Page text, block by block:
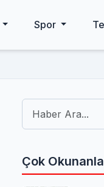
Spor
Çok